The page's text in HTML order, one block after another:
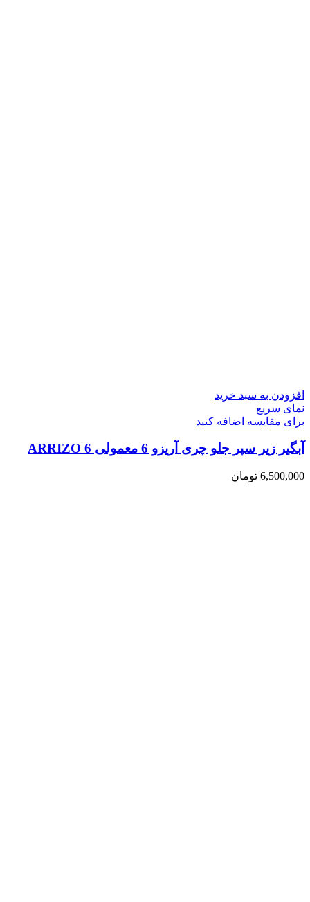
افزودن به سبد خرید
نمای سریع
برای مقایسه اضافه کنید
آبگیر زیر سپر جلو چری آریزو 6 معمولی ARRIZO 6
6,500,000 تومان